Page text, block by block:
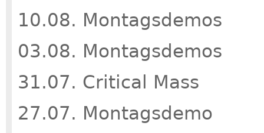
10.08. Montagsdemos
03.08. Montagsdemos
31.07. Critical Mass
27.07. Montagsdemo